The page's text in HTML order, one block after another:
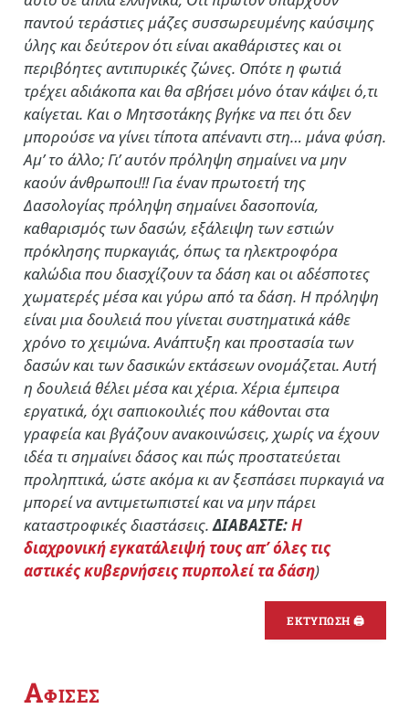
παντού τεράστιες μάζες συσσωρευμένης καύσιμης
ύλης και δεύτερον ότι είναι ακαθάριστες και οι
περιβόητες αντιπυρικές ζώνες. Οπότε η φωτιά
τρέχει αδιάκοπα και θα σβήσει μόνο όταν κάψει ό,τι
καίγεται. Και ο Μητσοτάκης βγήκε να πει ότι δεν
μπορούσε να γίνει τίποτα απέναντι στη… μάνα φύση.
Αμ’ το άλλο; Γι’ αυτόν πρόληψη σημαίνει να μην
καούν άνθρωποι!!! Για έναν πρωτοετή της
Δασολογίας πρόληψη σημαίνει δασοπονία,
καθαρισμός των δασών, εξάλειψη των εστιών
πρόκλησης πυρκαγιάς, όπως τα ηλεκτροφόρα
καλώδια που διασχίζουν τα δάση και οι αδέσποτες
χωματερές μέσα και γύρω από τα δάση. Η πρόληψη
είναι μια δουλειά που γίνεται συστηματικά κάθε
χρόνο το χειμώνα. Ανάπτυξη και προστασία των
δασών και των δασικών εκτάσεων ονομάζεται. Αυτή
η δουλειά θέλει μέσα και χέρια. Χέρια έμπειρα
εργατικά, όχι σαπιοκοιλιές που κάθονται στα
γραφεία και βγάζουν ανακοινώσεις, χωρίς να έχουν
ιδέα τι σημαίνει δάσος και πώς προστατεύεται
προληπτικά, ώστε ακόμα κι αν ξεσπάσει πυρκαγιά να
μπορεί να αντιμετωπιστεί και να μην πάρει
καταστροφικές διαστάσεις.ΔΙΑΒΑΣΤΕ:Η
διαχρονική εγκατάλειψή τους απ’ όλες τις
αστικές κυβερνήσεις πυρπολεί τα δάση)
ΕΚΤΥΠΩΣΗ 🖨
ΑΦΙΣΕΣ